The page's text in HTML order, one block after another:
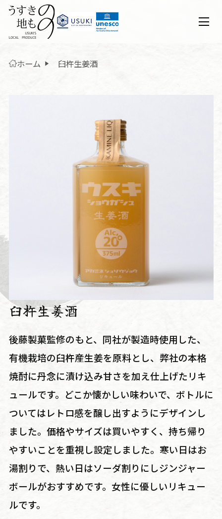
ホーム 臼杵生姜酒
臼杵生姜酒
後藤製菓監修のもと、同社が製造時使用した、
有機栽培の臼杵産生姜を原料とし、弊社の本格
焼酎に丹念に漬け込み甘さを加え仕上げたリキ
ュールです。どこか懐かしい味わいで、ボトルに
ついてはレトロ感を醸し出すようにデザインし
ました。価格やサイズは買いやすく、持ち帰り
やすいことを重視し設定しました。寒い日はお
湯割りで、熱い日はソーダ割りにしジンジャー
ボールがおすすめです。女性に優しいリキュー
ルです。